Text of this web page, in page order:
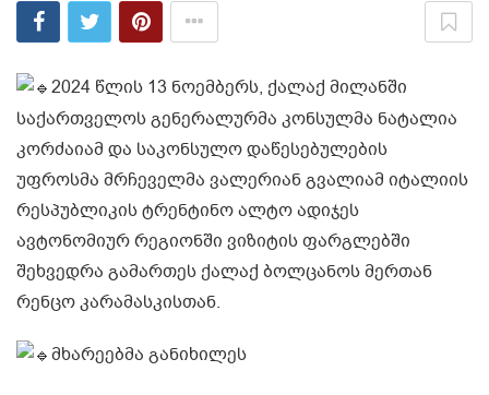
2024 წლის 13 ნოემბერს, ქალაქ მილანში
საქართველოს გენერალურმა კონსულმა ნატალია
კორძაიამ და საკონსულო დაწესებულების
უფროსმა მრჩეველმა ვალერიან გვალიამ იტალიის
რესპუბლიკის ტრენტინო ალტო ადიჯეს
ავტონომიურ რეგიონში ვიზიტის ფარგლებში
შეხვედრა გამართეს ქალაქ ბოლცანოს მერთან
რენცო კარამასკისთან.
მხარეებმა განიხილეს